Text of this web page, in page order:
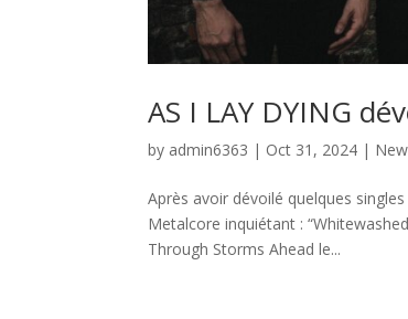
AS I LAY DYING
by admin6363 | Oct 31, 2024 |
Après avoir dévoilé quelques
Metalcore inquiétant :
Through Storms Ahead le...